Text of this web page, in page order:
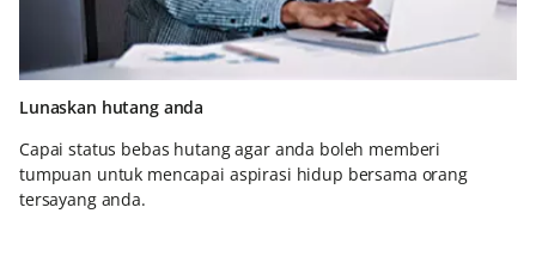
Lunaskan hutang anda
Capai status bebas hutang agar anda boleh memberi
tumpuan untuk mencapai aspirasi hidup bersama orang
tersayang anda.